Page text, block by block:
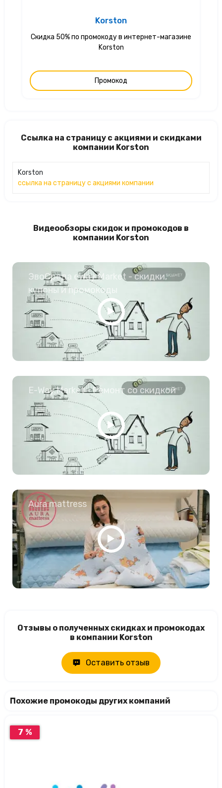
Korston
Скидка 50% по промокоду в интернет-магазине
Korston
Промокод
Ссылка на страницу с акциями и скидками
компании Korston
Korston
ссылка на страницу с акциями компании
Видеообзоры скидок и промокодов в
компании Korston
ЭвоСреда eWay Market - скидки,
купоны и промокоды
E-Way.Market - Ремонт со скидкой
Aura mattress
Отзывы о полученных скидках и промокодах
в компании Korston
Оставить отзыв
Похожие промокоды других компаний
7 %